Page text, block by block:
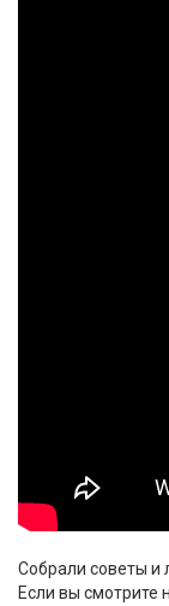
Собрали советы и
Если вы смотрите